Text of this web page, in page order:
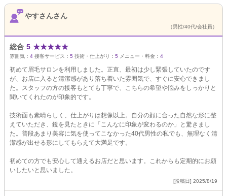
やすさんさん
（男性/40代/会社員）
総合 5 ★★★★★
雰囲気： 4 接客サービス： 5 技術・仕上がり： 5 メニュー・料金： 4
初めて眉毛サロンを利用しました。正直、最初は少し緊張していたのです
が、お店に入ると清潔感があり落ち着いた雰囲気で、すぐに安心できまし
た。スタッフの方の接客もとても丁寧で、こちらの希望や悩みをしっかりと
聞いてくれたのが印象的です。
技術面も素晴らしく、仕上がりは想像以上。自分の顔に合った自然な形に整
えていただき、鏡を見たときに「こんなに印象が変わるのか」と驚きまし
た。普段あまり美容に気を使ってこなかった40代男性の私でも、無理なく清
潔感が出せる形にしてもらえて大満足です。
初めての方でも安心して通えるお店だと思います。これからも定期的にお願
いしたいと思いました。
[投稿日] 2025/8/19